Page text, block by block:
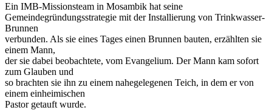
Ein IMB-Missionsteam in Mosambik hat seine
Gemeindegründungsstrategie mit der Installierung von Trinkwasser-
Brunnen
verbunden. Als sie eines Tages einen Brunnen bauten, erzählten sie
einem Mann,
der sie dabei beobachtete, vom Evangelium. Der Mann kam sofort
zum Glauben und
so brachten sie ihn zu einem nahegelegenen Teich, in dem er von
einem einheimischen
Pastor getauft wurde.